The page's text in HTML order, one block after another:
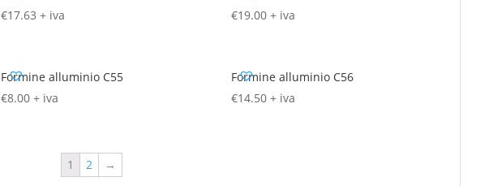
€17.63 + iva
€19.00 + iva
Formine alluminio C55
€8.00 + iva
Formine alluminio C56
€14.50 + iva
1 2 →